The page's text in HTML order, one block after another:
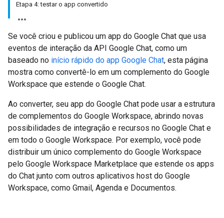
Etapa 4: testar o app convertido
Se você criou e publicou um app do Google Chat que usa
eventos de interação da API Google Chat, como um
baseado no início rápido do app Google Chat, esta página
mostra como convertê-lo em um complemento do Google
Workspace que estende o Google Chat.
Ao converter, seu app do Google Chat pode usar a estrutura
de complementos do Google Workspace, abrindo novas
possibilidades de integração e recursos no Google Chat e
em todo o Google Workspace. Por exemplo, você pode
distribuir um único complemento do Google Workspace
pelo Google Workspace Marketplace que estende os apps
do Chat junto com outros aplicativos host do Google
Workspace, como Gmail, Agenda e Documentos.